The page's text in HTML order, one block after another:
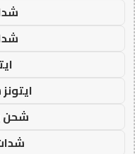
شحن